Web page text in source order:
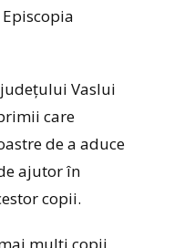
Vaslui
care
de a aduce
ajutor în
copii.
mulți copii